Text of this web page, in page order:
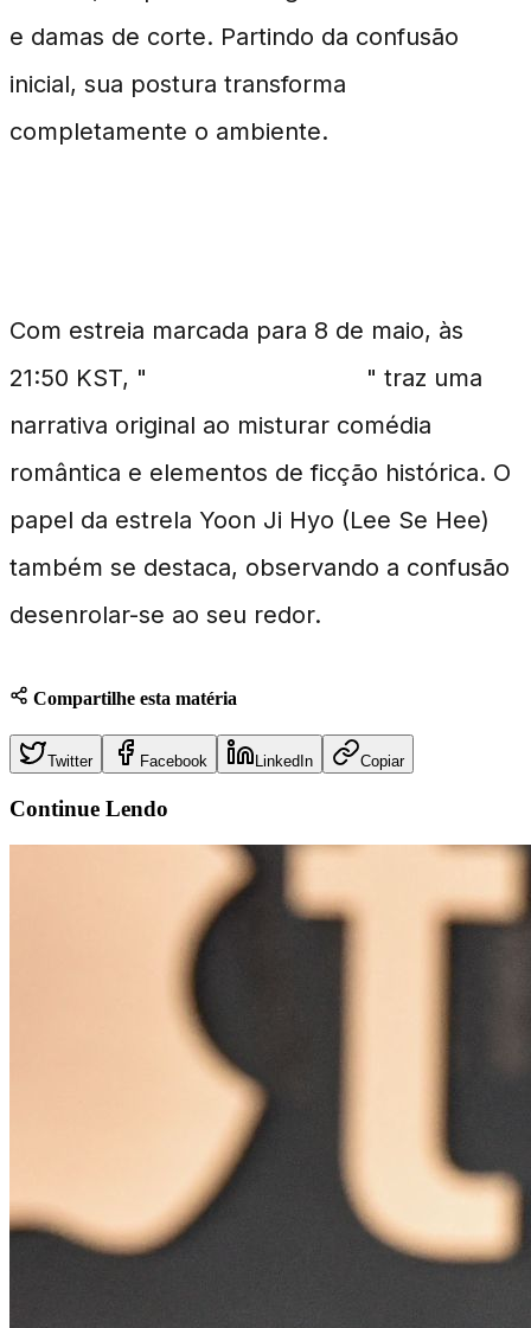
e damas de corte. Partindo da confusão
inicial, sua postura transforma
completamente o ambiente.
Com estreia marcada para 8 de maio, às
21:50 KST, "
" traz uma
narrativa original ao misturar comédia
romântica e elementos de ficção histórica. O
papel da estrela Yoon Ji Hyo (Lee Se Hee)
também se destaca, observando a confusão
desenrolar-se ao seu redor.
Compartilhe esta matéria
Twitter Facebook LinkedIn Copiar
Continue Lendo